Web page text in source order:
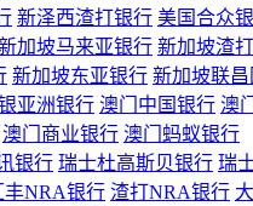
新泽西渣打银行 美国合众
加坡马来亚银行 新加坡渣
新加坡东亚银行 新加坡联
亚洲银行 澳门中国银行 澳
澳门商业银行 澳门蚂蚁银行
银行 瑞士杜高斯贝银行 瑞
丰NRA银行 渣打NRA银行